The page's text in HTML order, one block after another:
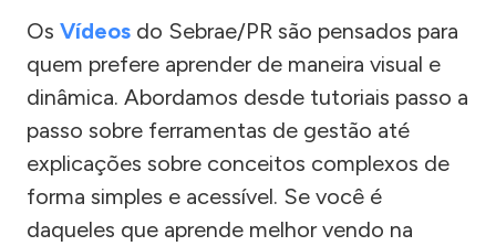
Os Vídeos do Sebrae/PR são pensados para
quem prefere aprender de maneira visual e
dinâmica. Abordamos desde tutoriais passo a
passo sobre ferramentas de gestão até
explicações sobre conceitos complexos de
forma simples e acessível. Se você é
daqueles que aprende melhor vendo na